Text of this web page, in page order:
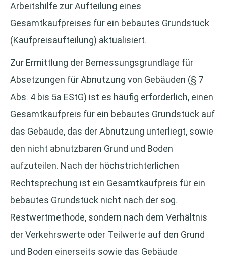
Arbeitshilfe zur Aufteilung eines
Gesamtkaufpreises für ein bebautes Grundstück
(Kaufpreisaufteilung) aktualisiert.
Zur Ermittlung der Bemessungsgrundlage für
Absetzungen für Abnutzung von Gebäuden (§ 7
Abs. 4 bis 5a EStG) ist es häufig erforderlich, einen
Gesamtkaufpreis für ein bebautes Grundstück auf
das Gebäude, das der Abnutzung unterliegt, sowie
den nicht abnutzbaren Grund und Boden
aufzuteilen. Nach der höchstrichterlichen
Rechtsprechung ist ein Gesamtkaufpreis für ein
bebautes Grundstück nicht nach der sog.
Restwertmethode, sondern nach dem Verhältnis
der Verkehrswerte oder Teilwerte auf den Grund
und Boden einerseits sowie das Gebäude